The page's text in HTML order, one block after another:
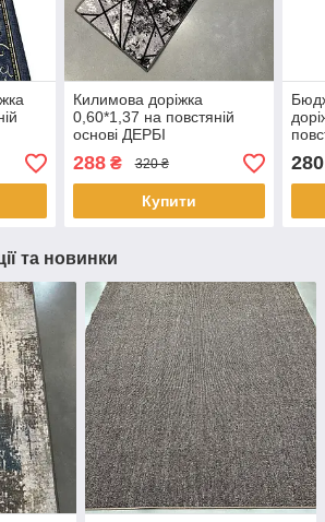
Килимова доріжка
0,60*1,37 на повстяній
основі ДЕРБІ
288₴ 320 ₴
Купити
280
та новинки